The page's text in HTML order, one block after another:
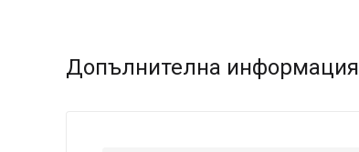
Допълнителна информация